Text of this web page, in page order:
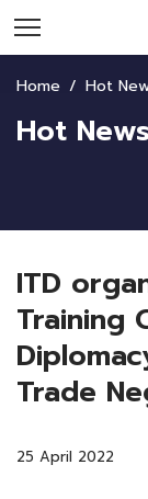
Home Hot
Hot News
ITD
Training
Trade
25 April 2022